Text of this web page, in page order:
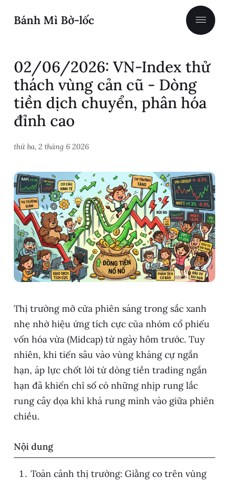
Bánh Mì Bờ-lốc
02/06/2026: VN-Index thử
thách vùng cản cũ - Dòng
tiền dịch chuyển, phân hóa
đỉnh cao
thứ ba, 2 tháng 6 2026
Thị trường mở cửa phiên sáng trong sắc xanh
nhẹ nhờ hiệu ứng tích cực của nhóm cổ phiếu
vốn hóa vừa (Midcap) từ ngày hôm trước. Tuy
nhiên, khi tiến sâu vào vùng kháng cự ngắn
hạn, áp lực chốt lời từ dòng tiền trading ngắn
hạn đã khiến chỉ số có những nhịp rung lắc
rung cây dọa khỉ khá rung mình vào giữa phiên
chiều.
Nội dung
Toàn cảnh thị trường: Giằng co trên vùng